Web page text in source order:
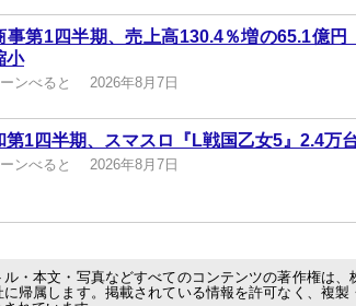
事第1四半期、売上高130.4％増の65.1億
小
ンべると 2026年8月7日
第1四半期、スマスロ『L戦国乙女5』2.4万
ンべると 2026年8月7日
・本文・写真などすべてのコンテンツの著作権は
帰属します。掲載されている情報を許可なく、複